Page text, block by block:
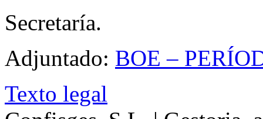
Secretaría.
Adjuntado: BOE –
Texto legal